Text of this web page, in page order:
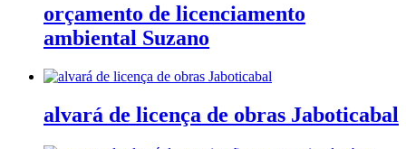
orçamento de licenciamento
ambiental Suzano
alvará de licença de obras Jaboticabal